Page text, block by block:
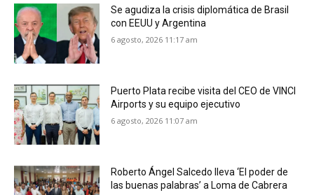
Se agudiza la crisis diplomática de Brasil
con EEUU y Argentina
6 agosto, 2026 11:17 am
Puerto Plata recibe visita del CEO de VINCI
Airports y su equipo ejecutivo
6 agosto, 2026 11:07 am
Roberto Ángel Salcedo lleva ‘El poder de
las buenas palabras’ a Loma de Cabrera